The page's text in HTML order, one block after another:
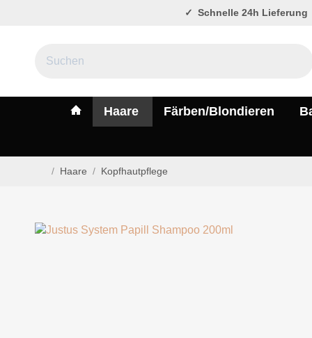
Schnelle 24h Lieferung
#custom.linkHome#
Haare Färben/Blondieren
/ Haare / Kopfhautpflege